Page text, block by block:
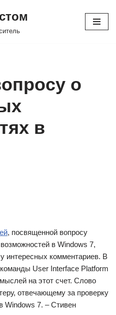
о
в
, посвященной вопросу
в Windows 7,
интересных комментариев. В
User Interface Platform
на этот счет. Слово
отвечающему за проверку
Windows 7. – Стивен